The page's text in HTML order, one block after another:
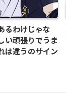
るわけじゃな
い頑張りでうま
は違うのサイン